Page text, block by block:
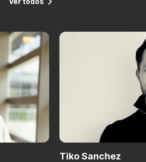
Tiko Sanchez